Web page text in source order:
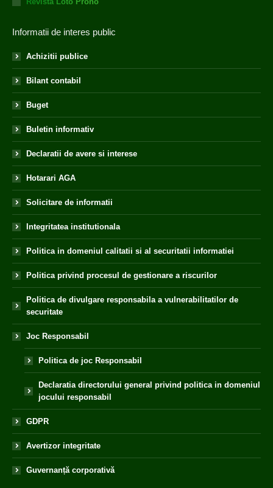
Informatii de interes public
Achizitii publice
Bilant contabil
Buget
Buletin informativ
Declaratii de avere si interese
Hotarari AGA
Solicitare de informatii
Integritatea institutionala
Politica in domeniul calitatii si al securitatii informatiei
Politica privind procesul de gestionare a riscurilor
Politica de divulgare responsabila a vulnerabilitatilor de
securitate
Joc Responsabil
Politica de joc Responsabil
Declaratia directorului general privind politica in domeniul
jocului responsabil
GDPR
Avertizor integritate
Guvernanță corporativă